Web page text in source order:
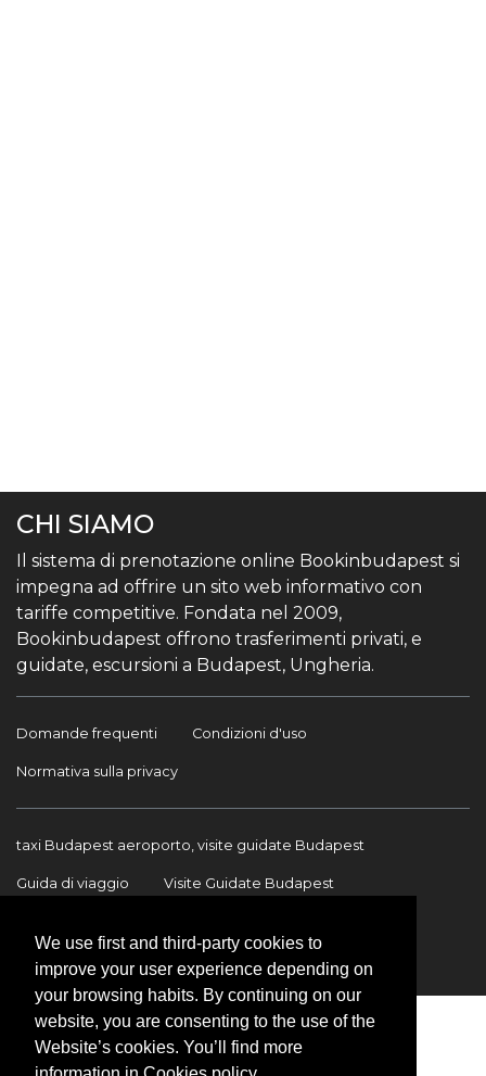
We use first and third-party cookies to
improve your user experience depending on
your browsing habits. By continuing on our
website, you are consenting to the use of the
Website’s cookies. You’ll find more
CHI SIAMO
Il sistema di prenotazione online Bookinbudapest si
impegna ad offrire un sito web informativo con
tariffe competitive. Fondata nel 2009,
Bookinbudapest offrono trasferimenti privati, e
guidate, escursioni a Budapest, Ungheria.
Domande frequenti Condizioni d'uso
Normativa sulla privacy
taxi Budapest aeroporto, visite guidate Budapest
Guida di viaggio Visite Guidate Budapest
Contatto